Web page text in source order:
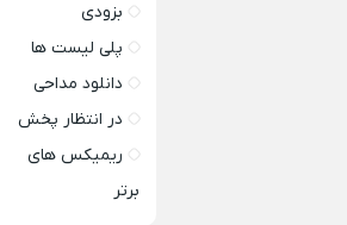
بزودی
پلی لیست ها
دانلود مداحی
در انتظار پخش
ریمیکس های
برتر